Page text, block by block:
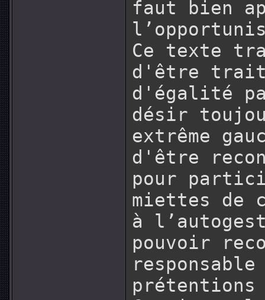
faut bien
Ce texte
d'être
d'égalité
désir
extrême
d'être
pour
miettes de
à
pouvoir